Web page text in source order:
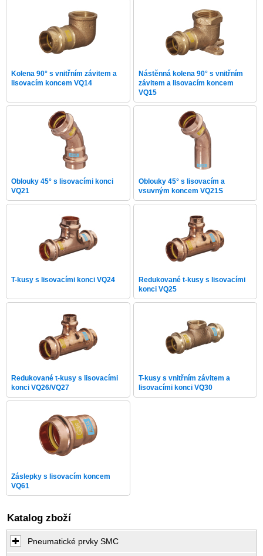
Kolena 90° s vnitřním závitem a
lisovacím koncem VQ14
Nástěnná kolena 90° s vnitřním
závitem a lisovacím koncem
VQ15
Oblouky 45° s lisovacími konci
VQ21
Oblouky 45° s lisovacím a
vsuvným koncem VQ21S
T-kusy s lisovacími konci VQ24
Redukované t-kusy s lisovacími
konci VQ25
Redukované t-kusy s lisovacími
konci VQ26/VQ27
T-kusy s vnitřním závitem a
lisovacími konci VQ30
Záslepky s lisovacím koncem
VQ61
Katalog zboží
Pneumatické prvky SMC